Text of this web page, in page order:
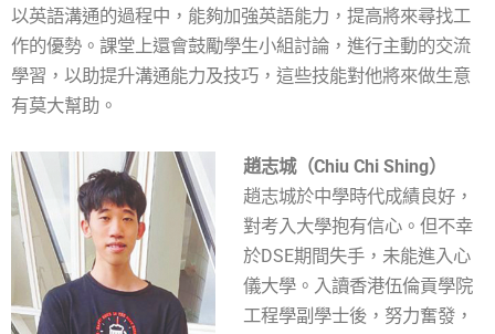
以英語溝通的過程中，能夠加強英語能力，提高將來尋找工
作的優勢。課堂上還會鼓勵學生小組討論，進行主動的交流
學習，以助提升溝通能力及技巧，這些技能對他將來做生意
有莫大幫助。
趙志城（Chiu Chi Shing）
趙志城於中學時代成績良好，
對考入大學抱有信心。但不幸
於DSE期間失手，未能進入心
儀大學。入讀香港伍倫貢學院
工程學副學士後，努力奮發，